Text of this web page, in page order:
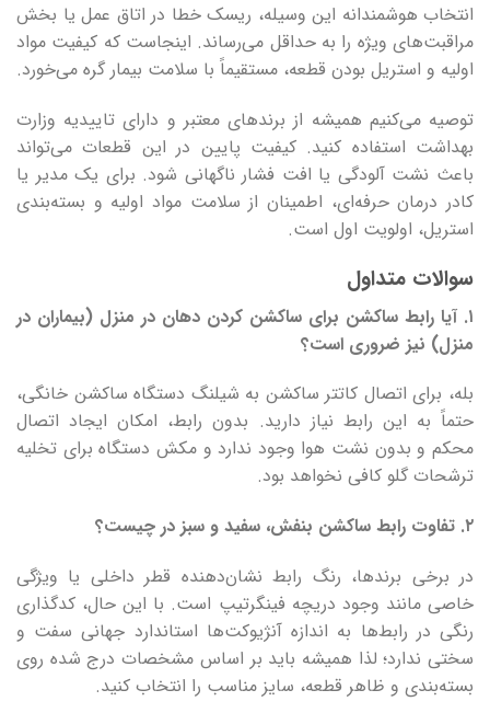
انتخاب هوشمندانه این وسیله، ریسک خطا در اتاق عمل یا بخش
مراقبت‌های ویژه را به حداقل می‌رساند. اینجاست که کیفیت مواد
اولیه و استریل بودن قطعه، مستقیماً با سلامت بیمار گره می‌خورد.
توصیه می‌کنیم همیشه از برندهای معتبر و دارای تاییدیه وزارت
بهداشت استفاده کنید. کیفیت پایین در این قطعات می‌تواند
باعث نشت آلودگی یا افت فشار ناگهانی شود. برای یک مدیر یا
کادر درمان حرفه‌ای، اطمینان از سلامت مواد اولیه و بسته‌بندی
استریل، اولویت اول است.
سوالات متداول
۱. آیا رابط ساکشن برای ساکشن کردن دهان در منزل (بیماران در
منزل) نیز ضروری است؟
بله، برای اتصال کاتتر ساکشن به شیلنگ دستگاه ساکشن خانگی،
حتماً به این رابط نیاز دارید. بدون رابط، امکان ایجاد اتصال
محکم و بدون نشت هوا وجود ندارد و مکش دستگاه برای تخلیه
ترشحات گلو کافی نخواهد بود.
۲. تفاوت رابط ساکشن بنفش، سفید و سبز در چیست؟
در برخی برندها، رنگ رابط نشان‌دهنده قطر داخلی یا ویژگی
خاصی مانند وجود دریچه فینگرتیپ است. با این حال، کدگذاری
رنگی در رابط‌ها به اندازه آنژیوکت‌ها استاندارد جهانی سفت و
سختی ندارد؛ لذا همیشه باید بر اساس مشخصات درج شده روی
بسته‌بندی و ظاهر قطعه، سایز مناسب را انتخاب کنید.